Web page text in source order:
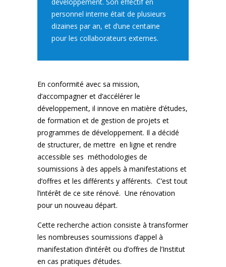
personnel interne était de plusieurs
dizaines par an, et d’une centaine
pour les collaborateurs externes.
En conformité avec sa mission,
d’accompagner et d’accélérer le
développement, il innove en matière d’études,
de formation et de gestion de projets et
programmes de développement. Il a décidé
de structurer, de mettre en ligne et rendre
accessible ses méthodologies de
soumissions à des appels à manifestations et
d’offres et les différents y afférents. C’est tout
l’intérêt de ce site rénové. Une rénovation
pour un nouveau départ.
Cette recherche action consiste à transformer
les nombreuses soumissions d’appel à
manifestation d’intérêt ou d’offres de l’Institut
en cas pratiques d’études.